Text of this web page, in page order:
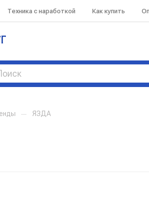
Техника с наработкой Как купить
— ЯЗДА